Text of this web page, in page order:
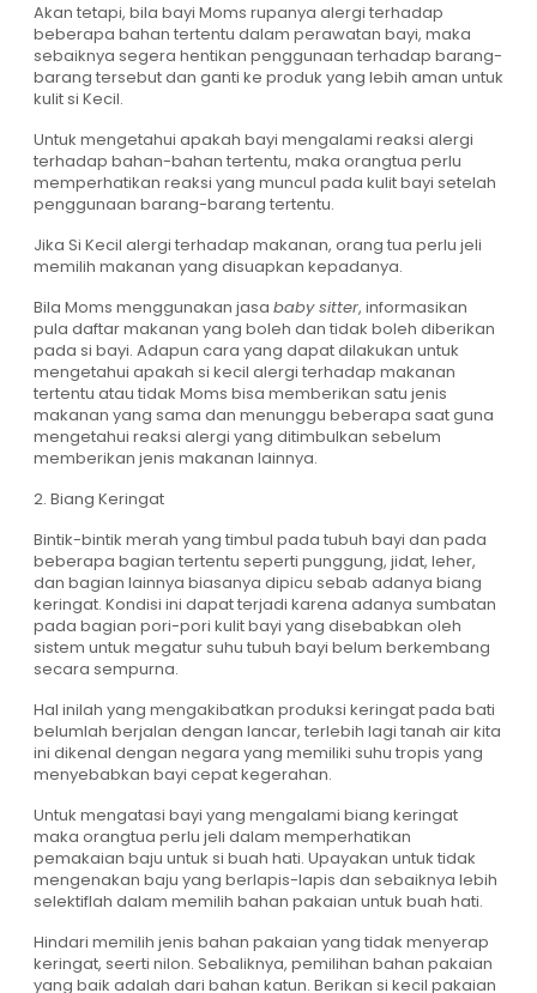
Akan tetapi, bila bayi Moms rupanya alergi terhadap
beberapa bahan tertentu dalam perawatan bayi, maka
sebaiknya segera hentikan penggunaan terhadap barang-
barang tersebut dan ganti ke produk yang lebih aman untuk
kulit si Kecil.
Untuk mengetahui apakah bayi mengalami reaksi alergi
terhadap bahan-bahan tertentu, maka orangtua perlu
memperhatikan reaksi yang muncul pada kulit bayi setelah
penggunaan barang-barang tertentu.
Jika Si Kecil alergi terhadap makanan, orang tua perlu jeli
memilih makanan yang disuapkan kepadanya.
Bila Moms menggunakan jasa baby sitter, informasikan
pula daftar makanan yang boleh dan tidak boleh diberikan
pada si bayi. Adapun cara yang dapat dilakukan untuk
mengetahui apakah si kecil alergi terhadap makanan
tertentu atau tidak Moms bisa memberikan satu jenis
makanan yang sama dan menunggu beberapa saat guna
mengetahui reaksi alergi yang ditimbulkan sebelum
memberikan jenis makanan lainnya.
2. Biang Keringat
Bintik-bintik merah yang timbul pada tubuh bayi dan pada
beberapa bagian tertentu seperti punggung, jidat, leher,
dan bagian lainnya biasanya dipicu sebab adanya biang
keringat. Kondisi ini dapat terjadi karena adanya sumbatan
pada bagian pori-pori kulit bayi yang disebabkan oleh
sistem untuk megatur suhu tubuh bayi belum berkembang
secara sempurna.
Hal inilah yang mengakibatkan produksi keringat pada bati
belumlah berjalan dengan lancar, terlebih lagi tanah air kita
ini dikenal dengan negara yang memiliki suhu tropis yang
menyebabkan bayi cepat kegerahan.
Untuk mengatasi bayi yang mengalami biang keringat
maka orangtua perlu jeli dalam memperhatikan
pemakaian baju untuk si buah hati. Upayakan untuk tidak
mengenakan baju yang berlapis-lapis dan sebaiknya lebih
selektiflah dalam memilih bahan pakaian untuk buah hati.
Hindari memilih jenis bahan pakaian yang tidak menyerap
keringat, seerti nilon. Sebaliknya, pemilihan bahan pakaian
yang baik adalah dari bahan katun. Berikan si kecil pakaian